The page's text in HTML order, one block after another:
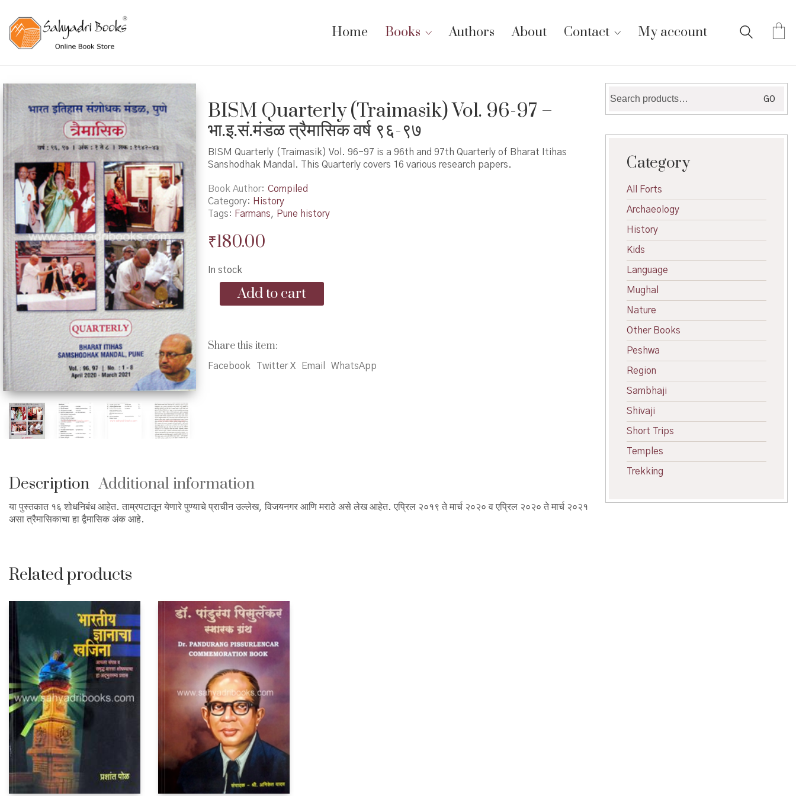
Home Books Authors About Contact My account
BISM Quarterly (Traimasik) Vol. 96-97 –
भा.इ.सं.मंडळ त्रैमासिक वर्ष ९६-९७
BISM Quarterly (Traimasik) Vol. 96-97 is a 96th and 97th Quarterly of Bharat Itihas
Sanshodhak Mandal. This Quarterly covers 16 various research papers.
Book Author
Compiled
Category: History
Tags: Farmans, Pune history
₹180.00
In stock
Quarterly
97
-
Add to cart
Share this item:
Facebook Twitter X Email WhatsApp
Description Additional information
या पुस्तकात १६ शोधनिबंध आहेत. ताम्रपटातून येणारे पुण्याचे प्राचीन उल्लेख, विजयनगर आणि मराठे असे लेख आहेत. एप्रिल २०१९ ते मार्च २०२० व एप्रिल २०२० ते मार्च २०२१
असा त्रैमासिकाचा हा द्वैमासिक अंक आहे.
Related products
for:
GO
Category
All Forts
Archaeology
History
Kids
Language
Mughal
Nature
Other Books
Peshwa
Region
Sambhaji
Shivaji
Short Trips
Temples
Trekking